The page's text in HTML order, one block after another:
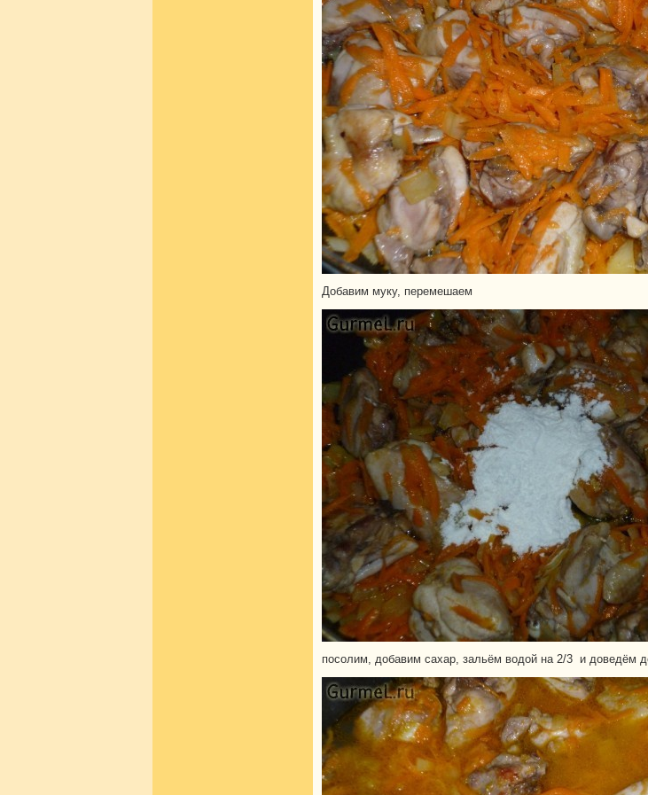
Добавим муку, перемешаем
посолим, добавим сахар, зальём водой на 2/3 и доведём